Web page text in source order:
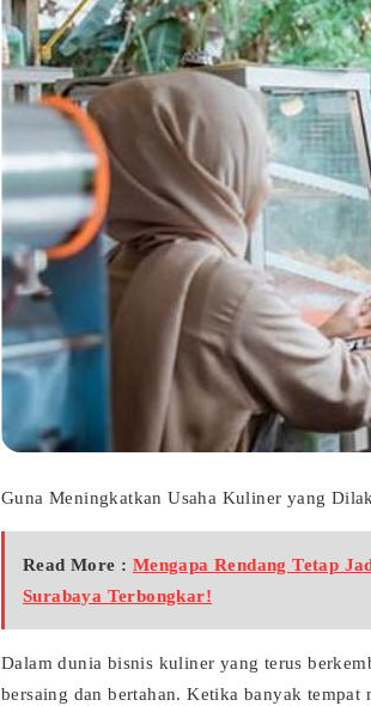
Guna Meningkatkan Usaha Kuliner yang
Read More : Mengapa Rendang Tetap
Surabaya Terbongkar!
Dalam dunia bisnis kuliner yang terus
bersaing dan bertahan. Ketika banyak tempat